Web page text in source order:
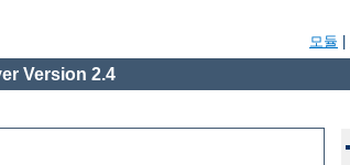
모듈
Version 2.4